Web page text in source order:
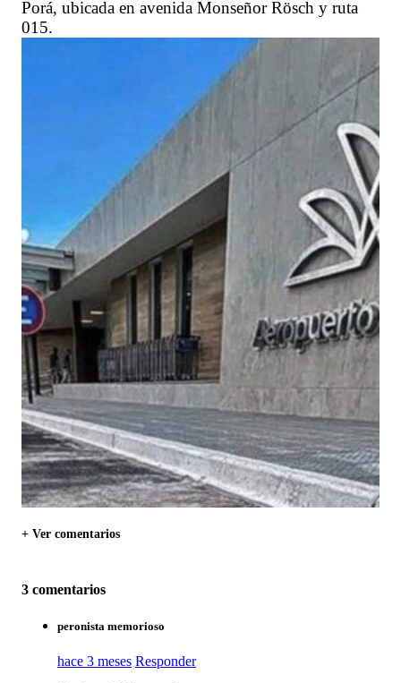
Porá, ubicada en avenida Monseñor Rösch y ruta
015.
+ Ver comentarios
3 comentarios
peronista memorioso
hace 3 meses Responder